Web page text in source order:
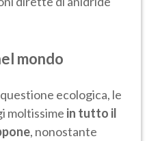
mondo
ecologica, le
moltissime in tutto il
, nonostante